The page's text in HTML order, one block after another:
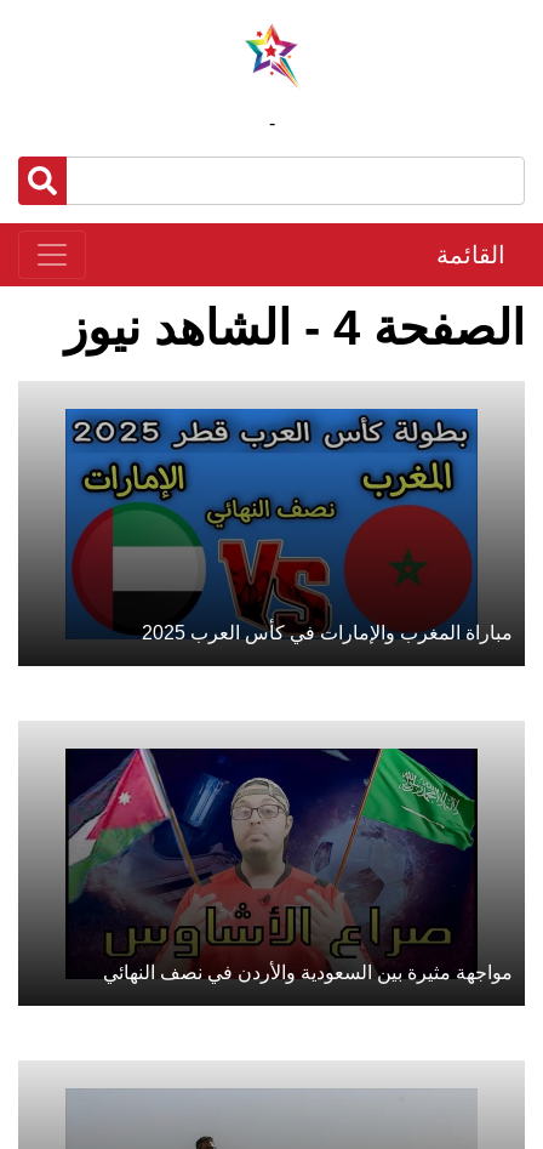
-
القائمة
الصفحة 4 - الشاهد نيوز
مباراة المغرب والإمارات في كأس العرب 2025
مواجهة مثيرة بين السعودية والأردن في نصف النهائي